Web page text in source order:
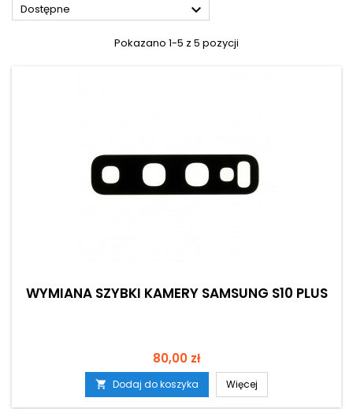
Dostępne 
Pokazano 1-5 z 5 pozycji
WYMIANA SZYBKI KAMERY SAMSUNG S10 PLUS
Cena
80,00 zł
 Dodaj do koszyka Więcej